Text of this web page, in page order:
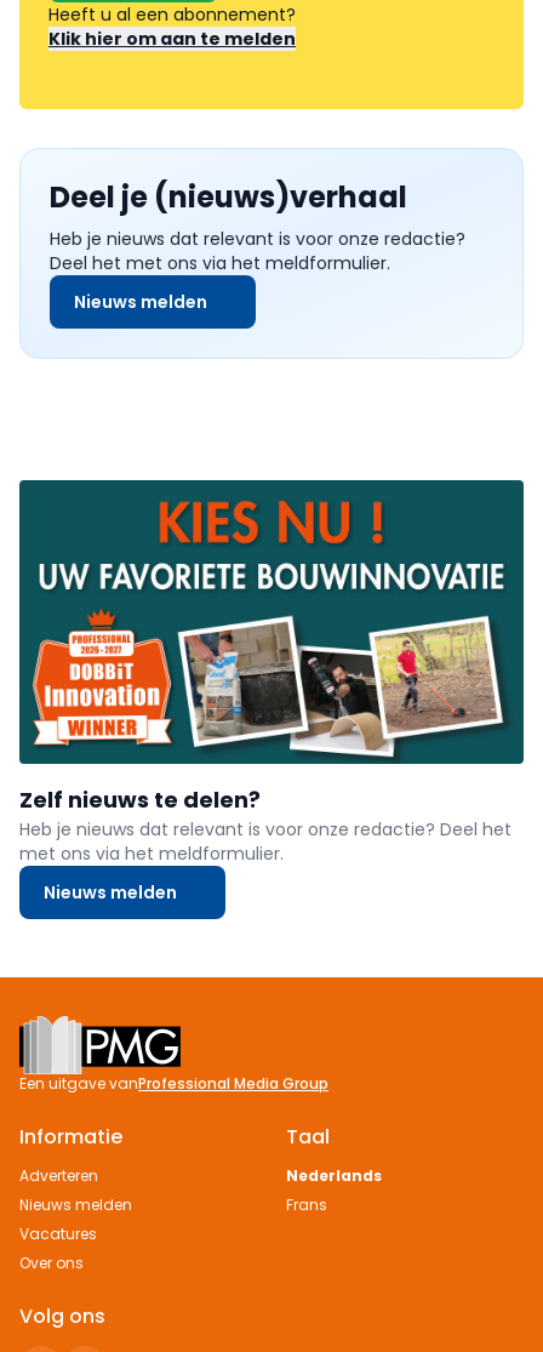
Heeft u al een abonnement?
Klik hier om aan te melden
Deel je (nieuws)verhaal
Heb je nieuws dat relevant is voor onze redactie?
Deel het met ons via het meldformulier.
Nieuws melden
Zelf nieuws te delen?
Heb je nieuws dat relevant is voor onze redactie? Deel het
met ons via het meldformulier.
Nieuws melden
Footer
Een uitgave vanProfessional Media Group
Informatie
Adverteren
Nieuws melden
Vacatures
Over ons
Taal
Nederlands
Frans
Volg ons